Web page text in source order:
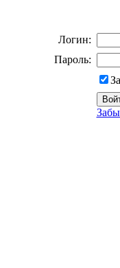
Логин:
Пароль: